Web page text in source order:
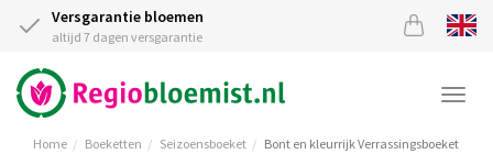
Versgarantie bloemen
altijd 7 dagen versgarantie
Home Boeketten Seizoensboeket Bont en kleurrijk Verrassingsboeket